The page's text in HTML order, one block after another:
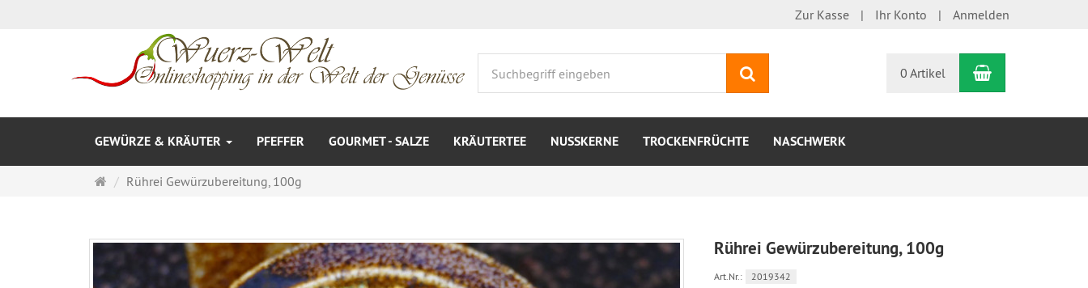
Zur Kasse Ihr Konto Anmelden
0 Artikel Warenkorb
GEWÜRZE & KRÄUTER PFEFFER GOURMET - SALZE KRÄUTERTEE NUSSKERNE TROCKENFRÜCHTE NASCHWERK
Startseite
Rührei Gewürzubereitung, 100g
Rührei Gewürzubereitung, 100g
Art.Nr.: 2019342